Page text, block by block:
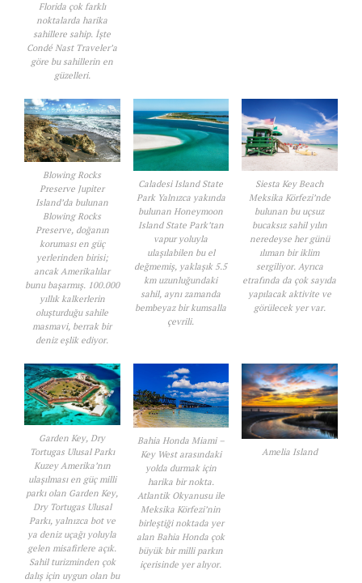
Florida çok farklı
noktalarda harika
sahillere sahip. İşte
Condé Nast Traveler’a
göre bu sahillerin en
güzelleri.
Blowing Rocks
Preserve Jupiter
Island’da bulunan
Blowing Rocks
Preserve, doğanın
koruması en güç
yerlerinden birisi;
ancak Amerikalılar
bunu başarmış. 100.000
yıllık kalkerlerin
oluşturduğu sahile
masmavi, berrak bir
deniz eşlik ediyor.
Caladesi Island State
Park Yalnızca yakında
bulunan Honeymoon
Island State Park’tan
vapur yoluyla
ulaşılabilen bu el
değmemiş, yaklaşık 5.5
km uzunluğundaki
sahil, aynı zamanda
bembeyaz bir kumsalla
çevrili.
Siesta Key Beach
Meksika Körfezi’nde
bulunan bu uçsuz
bucaksız sahil yılın
neredeyse her günü
ılıman bir iklim
sergiliyor. Ayrıca
etrafında da çok sayıda
yapılacak aktivite ve
görülecek yer var.
Garden Key, Dry
Tortugas Ulusal Parkı
Kuzey Amerika’nın
ulaşılması en güç milli
parkı olan Garden Key,
Dry Tortugas Ulusal
Parkı, yalnızca bot ve
ya deniz uçağı yoluyla
gelen misafirlere açık.
Sahil turizminden çok
dalış için uygun olan bu
Bahia Honda Miami –
Key West arasındaki
yolda durmak için
harika bir nokta.
Atlantik Okyanusu ile
Meksika Körfezi’nin
birleştiği noktada yer
alan Bahia Honda çok
büyük bir milli parkın
içerisinde yer alıyor.
Amelia Island